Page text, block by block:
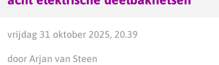
vrijdag 31 oktober 2025, 20.39
door Arjan van Steen